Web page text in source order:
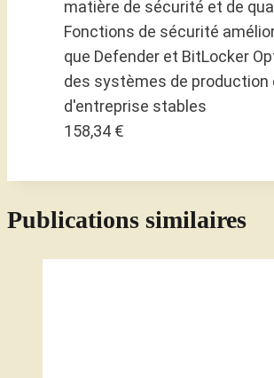
matière de sécurité et de
Fonctions de sécurité
que Defender et BitLocker
des systèmes de production
d'entreprise stables
158,34 €
Publications similaires